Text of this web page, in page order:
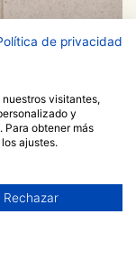
de privacidad
visitantes,
y
Para obtener más
ajustes.
Rechazar